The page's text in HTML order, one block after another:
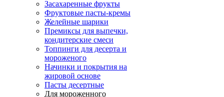
Засахаренные фрукты
Фруктовые пасты-кремы
Желейные шарики
Премиксы для выпечки,
кондитерские смеси
Топпинги для десерта и
мороженого
Начинки и покрытия на
жировой основе
Пасты десертные
Для мороженного